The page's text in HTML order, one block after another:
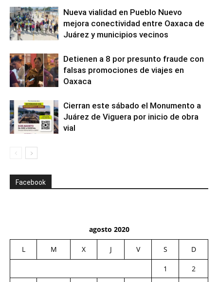
Nueva vialidad en Pueblo Nuevo
mejora conectividad entre Oaxaca de
Juárez y municipios vecinos
Detienen a 8 por presunto fraude con
falsas promociones de viajes en
Oaxaca
Cierran este sábado el Monumento a
Juárez de Viguera por inicio de obra
vial
Facebook
agosto 2020
L M X J V S D
1
2